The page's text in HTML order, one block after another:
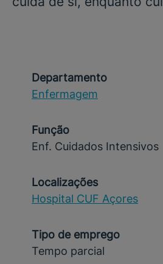
Departamento
Enfermagem
Função
Enf. Cuidados Intensivos
Localizações
Hospital CUF Açores
Tipo de emprego
Tempo parcial